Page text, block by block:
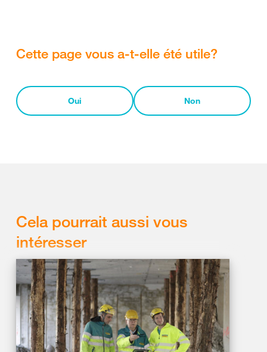
Cette page vous a-t-elle été utile?
Oui Non
Cela pourrait aussi vous
intéresser